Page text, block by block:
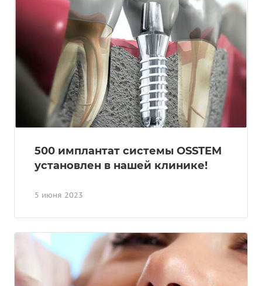
5 июня 2023
500 имплантат системы OSSTEM
установлен в нашей клинике!